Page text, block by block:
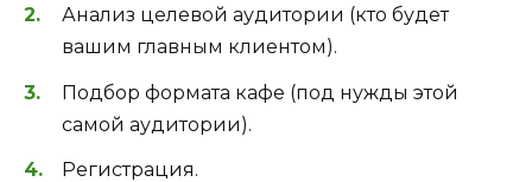
Анализ целевой аудитории (кто будет
вашим главным клиентом).
Подбор формата кафе (под нужды этой
самой аудитории).
Регистрация.